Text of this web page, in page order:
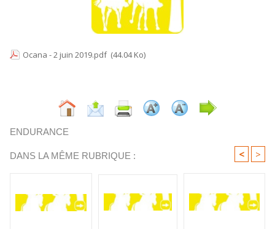
Ocana - 2 juin 2019.pdf (44.04 Ko)
ENDURANCE
DANS LA MÊME RUBRIQUE : < >